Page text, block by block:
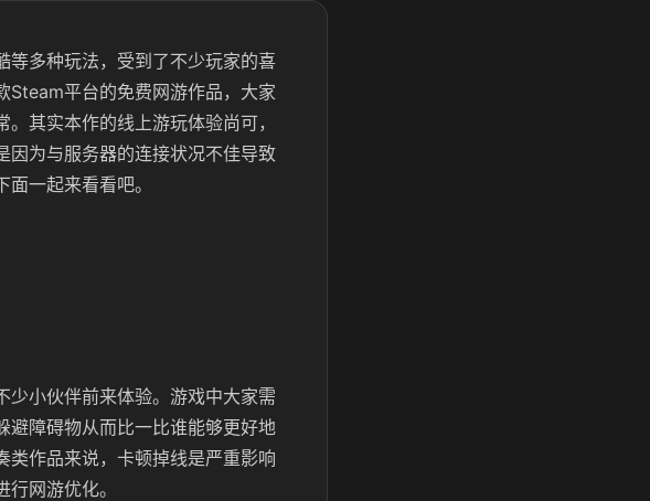
等多种玩法，受到了不少玩家的喜
Steam平台的免费网游作品，大家
其实本作的线上游玩体验尚可，
因为与服务器的连接状况不佳导致
一起来看看吧。
少小伙伴前来体验。游戏中大家需
避障碍物从而比一比谁能够更好地
类作品来说，卡顿掉线是严重影响
网游优化。